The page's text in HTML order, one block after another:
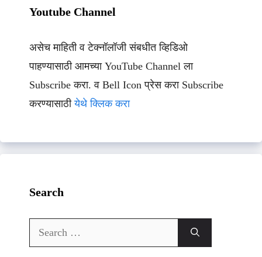
Youtube Channel
असेच माहिती व टेक्नॉलॉजी संबधीत व्हिडिओ
पाहण्यासाठी आमच्या YouTube Channel ला
Subscribe करा. व Bell Icon प्रेस करा Subscribe
करण्यासाठीयेथे क्लिक करा
Search
Search
for: